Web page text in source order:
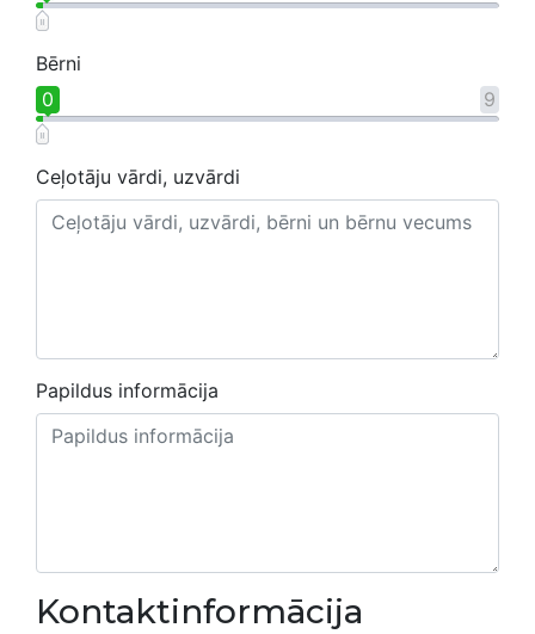
Bērni
9
0
Ceļotāju vārdi, uzvārdi
Papildus informācija
Kontaktinformācija